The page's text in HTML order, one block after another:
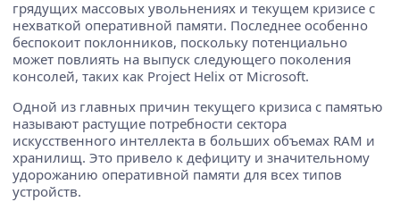
грядущих массовых увольнениях и текущем кризисе с
нехваткой оперативной памяти. Последнее особенно
беспокоит поклонников, поскольку потенциально
может повлиять на выпуск следующего поколения
консолей, таких как Project Helix от Microsoft.
Одной из главных причин текущего кризиса с памятью
называют растущие потребности сектора
искусственного интеллекта в больших объемах RAM и
хранилищ. Это привело к дефициту и значительному
удорожанию оперативной памяти для всех типов
устройств.